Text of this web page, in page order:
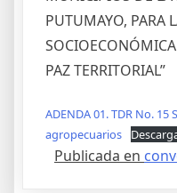
PUTUMAYO, PARA
PAZ TERRITORIAL”
ADENDA 01. TDR No.
agropecuarios
Publicada en